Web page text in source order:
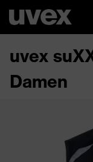
uvex
Damen